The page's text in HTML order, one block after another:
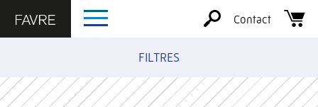
Contact
FILTRES